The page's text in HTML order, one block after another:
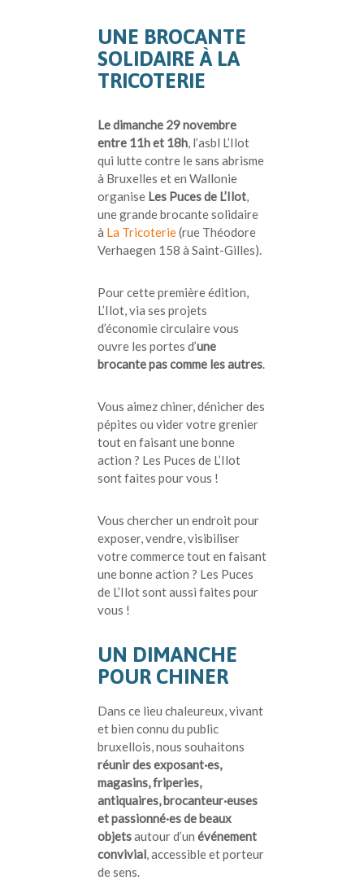
UNE BROCANTE
SOLIDAIRE À LA
TRICOTERIE
Le dimanche 29 novembre
entre 11h et 18h, l’asbl L’Ilot
qui lutte contre le sans abrisme
à Bruxelles et en Wallonie
organise Les Puces de L’Ilot,
une grande brocante solidaire
à La Tricoterie(rue Théodore
Verhaegen 158 à Saint-Gilles).
Pour cette première édition,
L’Ilot, via ses projets
d’économie circulaire vous
ouvre les portes d’une
brocante pas comme les autres.
Vous aimez chiner, dénicher des
pépites ou vider votre grenier
tout en faisant une bonne
action ? Les Puces de L’Ilot
sont faites pour vous !
Vous chercher un endroit pour
exposer, vendre, visibiliser
votre commerce tout en faisant
une bonne action ? Les Puces
de L’Ilot sont aussi faites pour
vous !
UN DIMANCHE
POUR CHINER
Dans ce lieu chaleureux, vivant
et bien connu du public
bruxellois, nous souhaitons
réunir des exposant·es,
magasins, friperies,
antiquaires, brocanteur·euses
et passionné·es de beaux
objetsautour d’un événement
convivial, accessible et porteur
de sens.